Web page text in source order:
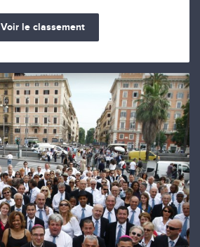
Voir le classement